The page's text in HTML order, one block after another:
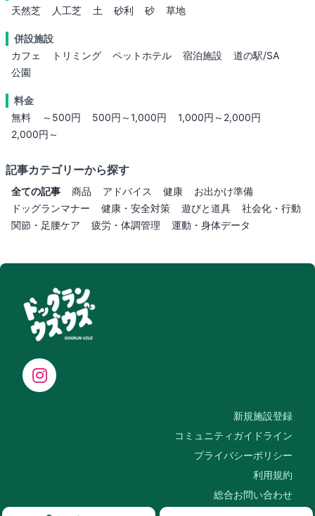
天然芝
人工芝 土 砂利 砂 草地
併設施設
カフェ
トリミング ペットホテル 宿泊施設
道の駅/SA
公園
料金
無料
～500円 500円～1,000円
1,000円～2,000円
2,000円～
記事カテゴリーから探す
全ての記事 商品 アドバイス 健康
お出かけ準備
ドッグランマナー
健康・安全対策 遊びと道具
社会化・行動
関節・足腰ケア
疲労・体調管理 運動・身体データ
新規施設登録
コミュニティガイドライン
プライバシーポリシー
利用規約
総合お問い合わせ